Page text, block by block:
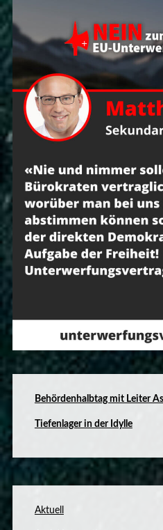
Behördenhalbtag mit Leiter
Tiefenlager in der Idylle
Aktuell